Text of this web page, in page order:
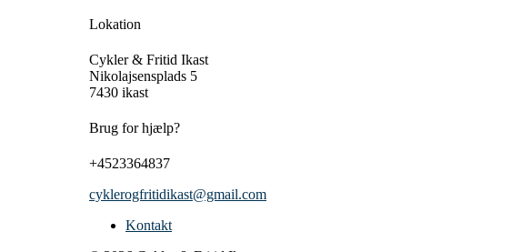
Lokation
Cykler & Fritid Ikast
Nikolajsensplads 5
7430 ikast
Brug for hjælp?
+4523364837
cyklerogfritidikast@gmail.com
Kontakt